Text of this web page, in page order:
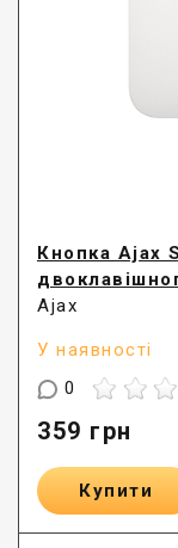
Кнопка Ajax
Ajax
У наявності
0
359 грн
Купити